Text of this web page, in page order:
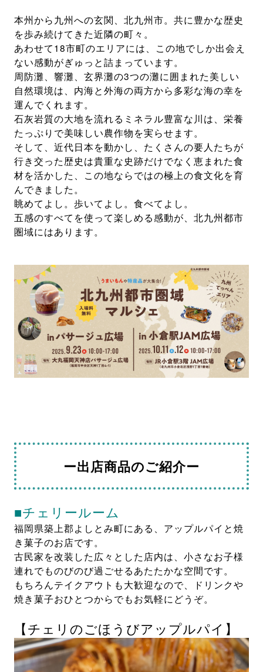
本州から九州への玄関、北九州市。共に豊かな歴史
を歩み続けてきた近隣の町々。
あわせて18市町のエリアには、この地でしか出会え
ない感動がぎゅっと詰まっています。
周防灘、響灘、玄界灘の3つの灘に囲まれた美しい
自然環境は、内海と外海の両方から多彩な海の幸を
運んでくれます。
石灰岩質の大地を流れるミネラル豊富な川は、栄養
たっぷりで美味しい農作物を実らせます。
そして、近代日本を動かし、たくさんの要人たちが
行き交った歴史は貴重な史跡だけでなく恵まれた食
材を活かした、この地ならではの極上の食文化を育
んできました。
眺めてよし。歩いてよし。食べてよし。
五感のすべてを使って楽しめる感動が、北九州都市
圏域にはあります。
ー出店商品のご紹介ー
■チェリールーム
福岡県築上郡よしとみ町にある、アップルパイと焼
き菓子のお店です。
古民家を改装した広々とした店内は、小さなお子様
連れでものびのび過ごせるあたたかな空間です。
もちろんテイクアウトも大歓迎なので、ドリンクや
焼き菓子おひとつからでもお気軽にどうぞ。
【チェリのごほうびアップルパイ】